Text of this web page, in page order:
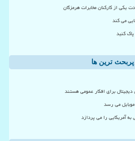
یکی از کارکنان مخابرات هرمزگان
می کند
کنید
پربحث ترین ها
دیجیتال برای افکار عمومی هستند
موبایل می رسد
آمریکایی را می پردازد